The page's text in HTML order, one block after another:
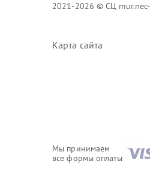
2021-2026 © СЦ
Карта сайта
Мы принимаем
все формы оплаты